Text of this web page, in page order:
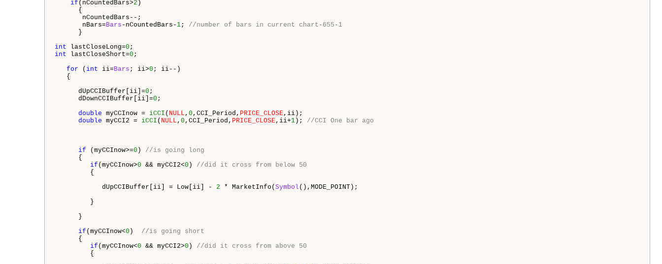
if (nCountedBars>2 )
{
nCountedBars--;
nBars=Bars -nCountedBars- 1; //number of bars in current chart-655-1
}
int lastCloseLong=0
int lastCloseShort=0 ;
for ( int ii=Bars ; ii>0 ; ii--)
{
dUpCCIBuffer[ii]=0 ;
dDownCCIBuffer[ii]=0 ;
double myCCInow = iCCI ( NULL , 0 ,CCI_Period, PRICE_CLOSE,ii);
double myCCI2 = iCCI ( NULL , 0 ,CCI_Period, PRICE_CLOSE,ii+1 ); //CCI One bar ago
if (myCCInow>=0 ) //is going long
{
if (myCCInow>0 && myCCI2<0 ) //did it cross from below 50
{
dUpCCIBuffer[ii] = Low[ii] - 2 * MarketInfo( Symbol (),MODE_POINT);
}
}
if (myCCInow<0 ) //is going short
{
if (myCCInow<0 && myCCI2>0 ) //did it cross from above 50
{